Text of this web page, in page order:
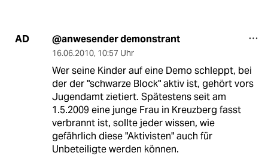
AD @anwesender demonstrant
16.06.2010, 10:57 Uhr
Wer seine Kinder auf eine Demo schleppt, bei
der der "schwarze Block" aktiv ist, gehört vors
Jugendamt zietiert. Spätestens seit am
1.5.2009 eine junge Frau in Kreuzberg fasst
verbrannt ist, sollte jeder wissen, wie
gefährlich diese "Aktivisten" auch für
Unbeteiligte werden können.